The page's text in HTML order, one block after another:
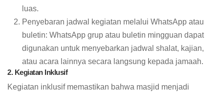
luas.
Penyebaran jadwal kegiatan melalui WhatsApp atau
buletin: WhatsApp grup atau buletin mingguan dapat
digunakan untuk menyebarkan jadwal shalat, kajian,
atau acara lainnya secara langsung kepada jamaah.
2. Kegiatan Inklusif
Kegiatan inklusif memastikan bahwa masjid menjadi